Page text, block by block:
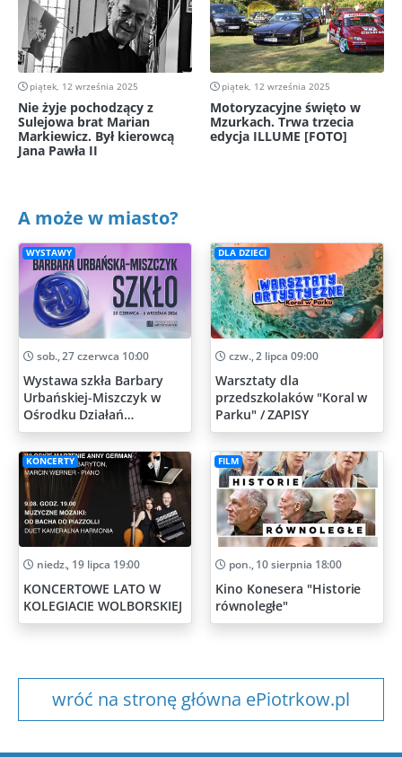
piątek, 12 września 2025
Nie żyje pochodzący z
Sulejowa brat Marian
Markiewicz. Był kierowcą
Jana Pawła II
piątek, 12 września 2025
Motoryzacyjne święto w
Mzurkach. Trwa trzecia
edycja ILLUME [FOTO]
A może w miasto?
WYSTAWY
sob., 27 czerwca 10:00
Wystawa szkła Barbary
Urbańskiej-Miszczyk w
Ośrodku Działań
Artystycznych
DLA DZIECI
czw., 2 lipca 09:00
Warsztaty dla
przedszkolaków "Koral w
Parku" / ZAPISY
KONCERTY
niedz., 19 lipca 19:00
KONCERTOWE LATO W
KOLEGIACIE WOLBORSKIEJ
FILM
pon., 10 sierpnia 18:00
Kino Konesera "Historie
równoległe"
wróć na stronę główna ePiotrkow.pl